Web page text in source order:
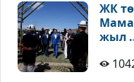
ЖК
жыл